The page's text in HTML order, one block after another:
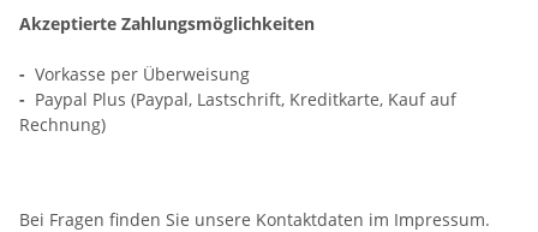
Akzeptierte Zahlungsmöglichkeiten
- Vorkasse per Überweisung
- Paypal Plus (Paypal, Lastschrift, Kreditkarte, Kauf auf
Rechnung)
Bei Fragen finden Sie unsere Kontaktdaten im Impressum.